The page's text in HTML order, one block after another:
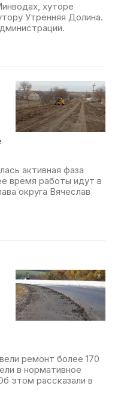
хуторе
Утренняя Долина.
активная фаза
время работы идут в
округа Вячеслав
ремонт более 170
в нормативное
этом рассказали в